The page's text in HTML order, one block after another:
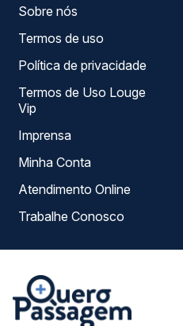
Sobre nós
Termos de uso
Política de privacidade
Termos de Uso Louge
Vip
Imprensa
Minha Conta
Atendimento Online
Trabalhe Conosco